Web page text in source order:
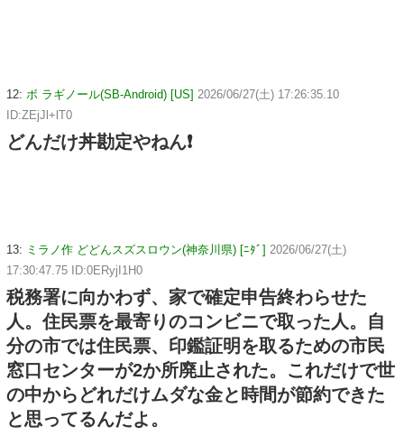
12: ボ ラギノール(SB-Android) [US] 2026/06/27(土) 17:26:35.10
ID:ZEjJl+lT0
どんだけ丼勘定やねん❗
13: ミラノ作 どどんスズスロウン(神奈川県) [ﾆﾀﾞ] 2026/06/27(土)
17:30:47.75 ID:0ERyjI1H0
税務署に向かわず、家で確定申告終わらせた
人。住民票を最寄りのコンビニで取った人。自
分の市では住民票、印鑑証明を取るための市民
窓口センターが2か所廃止された。これだけで世
の中からどれだけムダな金と時間が節約できた
と思ってるんだよ。